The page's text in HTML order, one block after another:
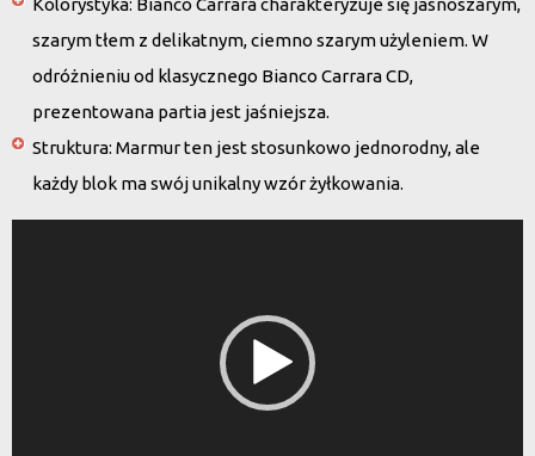
szarym tłem z delikatnym, ciemno szarym użyleniem. W
odróżnieniu od klasycznego Bianco Carrara CD,
prezentowana partia jest jaśniejsza.
Struktura: Marmur ten jest stosunkowo jednorodny, ale
każdy blok ma swój unikalny wzór żyłkowania.